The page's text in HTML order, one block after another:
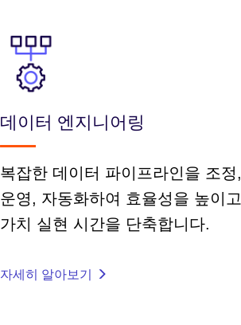
데이터 엔지니어링
복잡한 데이터 파이프라인을 조정,
운영, 자동화하여 효율성을 높이고
가치 실현 시간을 단축합니다.
자세히 알아보기